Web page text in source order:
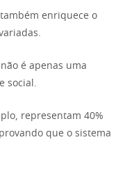
enriquece o
é apenas uma
social.
representam 40%
que o sistema